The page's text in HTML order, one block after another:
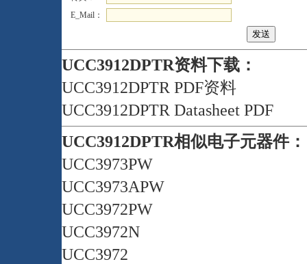
E_Mail：
UCC3912DPTR资料下载：
UCC3912DPTR PDF资料
UCC3912DPTR Datasheet PDF
UCC3912DPTR相似电子元器件：
UCC3973PW
UCC3973APW
UCC3972PW
UCC3972N
UCC3972